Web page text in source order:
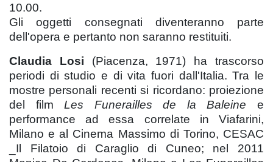
10.00.
Gli oggetti consegnati diventeranno parte
dell'opera e pertanto non saranno restituiti.
Claudia Losi (Piacenza, 1971) ha trascorso
periodi di studio e di vita fuori dall'Italia. Tra le
mostre personali recenti si ricordano: proiezione
del filmLes Funerailles de la Baleine e
performance ad essa correlate in Viafarini,
Milano e al Cinema Massimo di Torino, CESAC
_Il Filatoio di Caraglio di Cuneo; nel 2011